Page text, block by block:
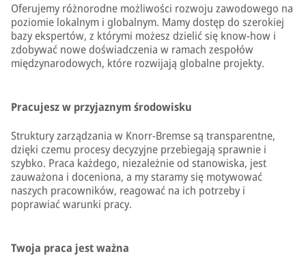
Oferujemy różnorodne możliwości rozwoju zawodowego na
poziomie lokalnym i globalnym. Mamy dostęp do szerokiej
bazy ekspertów, z którymi możesz dzielić się know-how i
zdobywać nowe doświadczenia w ramach zespołów
międzynarodowych, które rozwijają globalne projekty.
Pracujesz w przyjaznym środowisku
Struktury zarządzania w Knorr-Bremse są transparentne,
dzięki czemu procesy decyzyjne przebiegają sprawnie i
szybko. Praca każdego, niezależnie od stanowiska, jest
zauważona i doceniona, a my staramy się motywować
naszych pracowników, reagować na ich potrzeby i
poprawiać warunki pracy.
Twoja praca jest ważna